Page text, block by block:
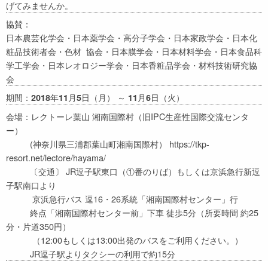
げてみませんか。
協賛：
日本農芸化学会・日本薬学会・高分子学会・日本家政学会・日本化
粧品技術者会・色材 協会・日本膜学会・日本材料学会・日本食品科
学工学会・日本レオロジー学会・日本香粧品学会・材料技術研究協
会
期間： 2018年11 月5日（月） ～ 11 月6日（火）
会場：レクトーレ葉山 湘南国際村（旧IPC生産性国際交流センタ
ー）
(神奈川県三浦郡葉山町湘南国際村） https://tkp-
resort.net/lectore/hayama/
〔交通〕 JR逗子駅東口（①番のりば）もしくは京浜急行新逗
子駅南口より
京浜急行バス 逗16・26系統「湘南国際村センター」行
終点「湘南国際村センター前」下車 徒歩5分（所要時間 約25
分・片道350円）
（12:00もしくは13:00出発のバスをご利用ください。）
JR逗子駅よりタクシーの利用で約15分